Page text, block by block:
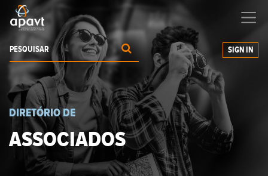
a expandir os seus negócios
SIGN IN
DIRETÓRIO DE
ASSOCIADOS